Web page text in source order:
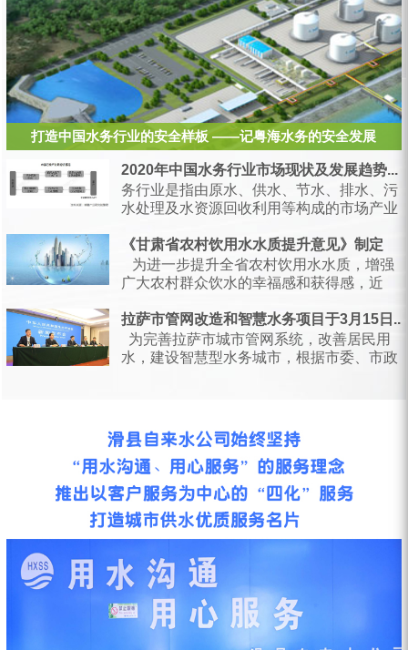
打造中国水务行业的安全样板 ——记粤海水务的安全发展
2020年中国水务行业市场现状及发展趋势...
务行业是指由原水、供水、节水、排水、污
水处理及水资源回收利用等构成的市场产业
生活的...
《甘肃省农村饮用水水质提升意见》制定
为进一步提升全省农村饮用水水质，增强
广大农村群众饮水的幸福感和获得感，近
拉萨市管网改造和智慧水务项目于3月15日...
为完善拉萨市城市管网系统，改善居民用
水，建设智慧型水务城市，根据市委、市政